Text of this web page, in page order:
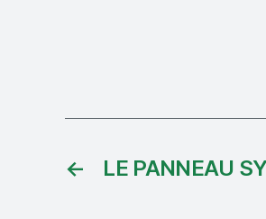
← LE PANNEAU